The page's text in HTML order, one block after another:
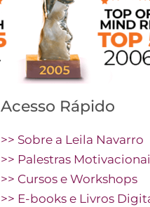
Acesso Rápido
>> Sobre a Leila Navarro
>> Palestras
>> Cursos e Workshops
>> E-books e Livros